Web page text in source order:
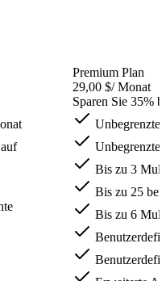
Premium Plan
29,00 $/ Monat
Sparen Sie 35%
Unbegrenzte
Unbegrenzte
Bis zu 3
Bis zu 25
Bis zu 6